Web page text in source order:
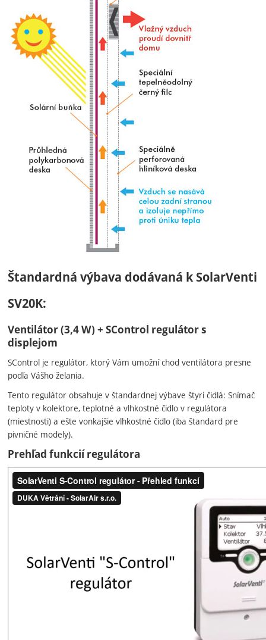
Štandardná výbava dodávaná k SolarVenti
SV20K:
Ventilátor (3,4 W) + SControl regulátor s
displejom
SControl je regulátor, ktorý Vám umožní chod ventilátora presne
podľa Vášho želania.
Tento regulátor obsahuje v štandardnej výbave štyri čidlá: Snímač
teploty v kolektore, teplotné a vlhkostné čidlo v regulátora
(miestnosti) a ešte vonkajšie vlhkostné čidlo (iba štandard pre
pivničné modely).
Prehľad funkcií regulátora